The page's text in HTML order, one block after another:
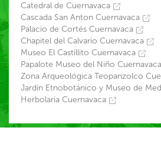
Catedral de Cuernavaca
Cascada San Anton Cuernavaca
Palacio de Cortés Cuernavaca
Chapitel del Calvario Cuernavaca
Museo El Castillito Cuernavaca
Papalote Museo del Niño Cuernavaca
Zona Arqueológica Teopanzolco
Jardín Etnobotánico y Museo de
Herbolaria Cuernavaca